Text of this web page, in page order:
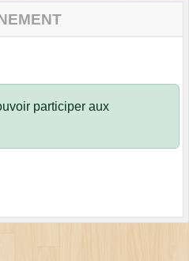
participer aux